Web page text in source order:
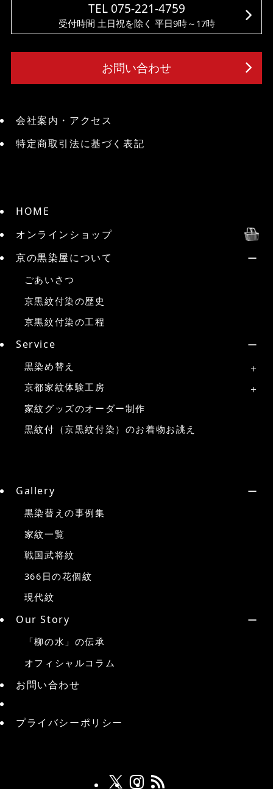
TEL 075-221-4759
受付時間 土日祝を除く 平日9時～17時
お問い合わせ
会社案内・アクセス
特定商取引法に基づく表記
HOME
オンラインショップ
京の黒染屋について
ごあいさつ
京黒紋付染の歴史
京黒紋付染の工程
Service
黒染め替え
京都家紋体験工房
家紋グッズのオーダー制作
黒紋付（京黒紋付染）のお着物お誂え
Gallery
黒染替えの事例集
家紋一覧
戦国武将紋
366日の花個紋
現代紋
Our Story
「柳の水」の伝承
オフィシャルコラム
お問い合わせ
プライバシーポリシー